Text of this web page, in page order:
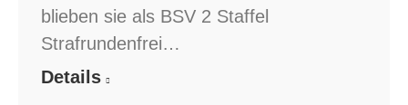
blieben sie als BSV 2 Staffel
Strafrundenfrei…
Details